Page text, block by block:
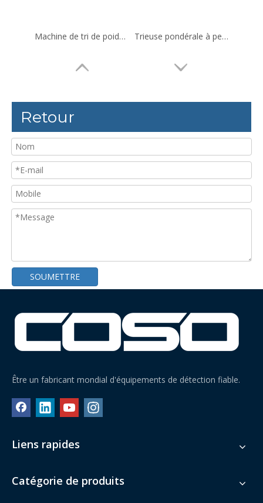
Machine de tri de poids à quatre niveaux pour Pomelo, Orange Trieuse pondérale à pesée dynamique fermée pour produits de grande taille
Trieuse pondérale avec rejet de soufflage d'air vers le bas Trieuse pondérale pour grands sacs debout sur ceinture
Coso Trieuse pondérale pour bouteilles et canettes sans couvercle Trieuse pondérale à section unique peu encombrante
Retour
SOUMETTRE
Être un fabricant mondial d'équipements de détection fiable.
Liens rapides
Catégorie de produits